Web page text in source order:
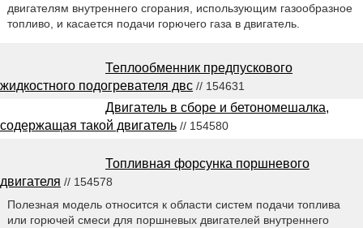
двигателям внутреннего сгорания, использующим газообразное
топливо, и касается подачи горючего газа в двигатель.
Теплообменник предпускового
жидкостного подогревателя двс // 154631
Двигатель в сборе и бетономешалка,
содержащая такой двигатель // 154580
Топливная форсунка поршневого
двигателя // 154578
Полезная модель относится к области систем подачи топлива
или горючей смеси для поршневых двигателей внутреннего